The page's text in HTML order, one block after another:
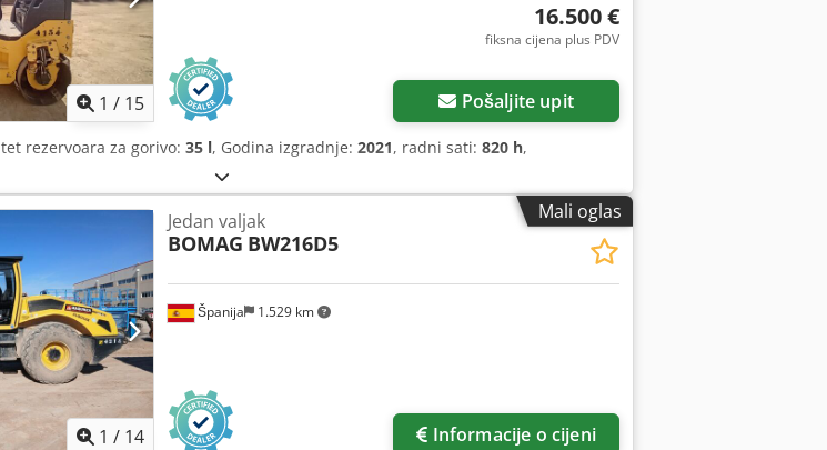
1 / 15
16.500 €
fiksna cijena plus PDV
Pošaljite upit
rezervoara za gorivo: 35 l, Godina izgradnje: 2021, radni sati: 820 h,
Mali oglas
1 / 14
Španija 1.529 km
Jedan valjak
BOMAG BW216D5
Informacije o cijeni